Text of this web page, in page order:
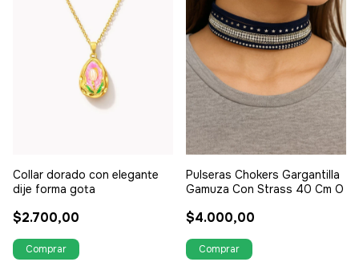
Collar dorado con elegante
dije forma gota
$2.700,00
Pulseras Chokers Gargantilla
Gamuza Con Strass 40 Cm O
$4.000,00